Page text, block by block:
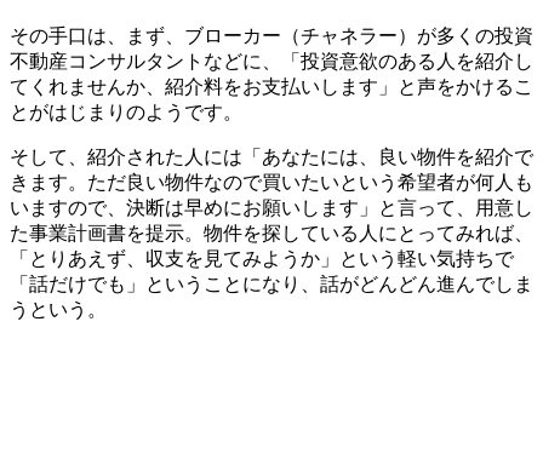
その手口は、まず、ブローカー（チャネラー）が多くの投資
不動産コンサルタントなどに、「投資意欲のある人を紹介し
てくれませんか、紹介料をお支払いします」と声をかけるこ
とがはじまりのようです。
そして、紹介された人には「あなたには、良い物件を紹介で
きます。ただ良い物件なので買いたいという希望者が何人も
いますので、決断は早めにお願いします」と言って、用意し
た事業計画書を提示。物件を探している人にとってみれば、
「とりあえず、収支を見てみようか」という軽い気持ちで
「話だけでも」ということになり、話がどんどん進んでしま
うという。